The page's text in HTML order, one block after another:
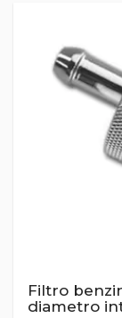
Filtro
diametro